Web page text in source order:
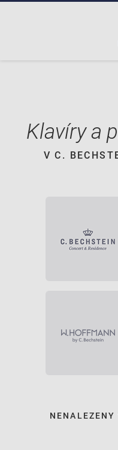
Klavíry a
V C.